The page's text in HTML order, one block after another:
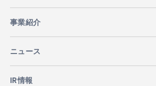
事業紹介
ニュース
IR情報